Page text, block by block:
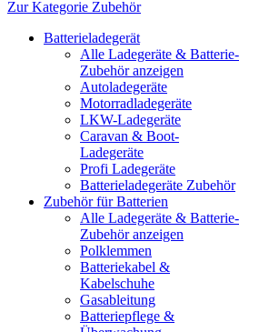
Zur Kategorie Zubehör
Batterieladegerät
Alle Ladegeräte & Batterie-
Zubehör anzeigen
Autoladegeräte
Motorradladegeräte
LKW-Ladegeräte
Caravan & Boot-
Ladegeräte
Profi Ladegeräte
Batterieladegeräte Zubehör
Zubehör für Batterien
Alle Ladegeräte & Batterie-
Zubehör anzeigen
Polklemmen
Batteriekabel &
Kabelschuhe
Gasableitung
Batteriepflege &